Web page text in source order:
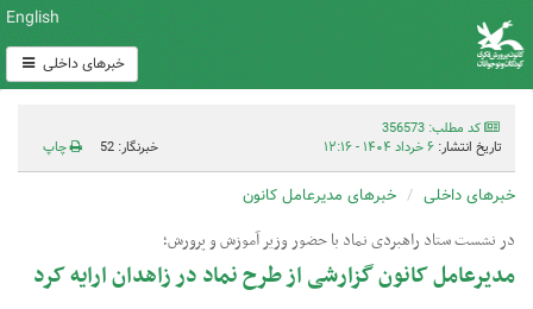
English
خبرهای داخلی
کد مطلب: 356573
تاریخ انتشار: ۶ خرداد ۱۴۰۴ - ۱۲:۱۶ خبرنگار: 52 چاپ
خبرهای داخلی خبرهای مدیرعامل کانون
در نشست ستاد راهبردی نماد با حضور وزیر آموزش و پرورش؛
مدیرعامل کانون گزارشی از طرح نماد در زاهدان ارایه کرد